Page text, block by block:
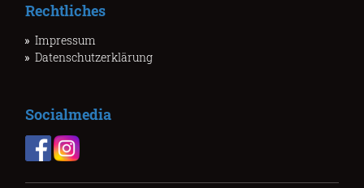
Rechtliches
Impressum
Datenschutzerklärung
Socialmedia